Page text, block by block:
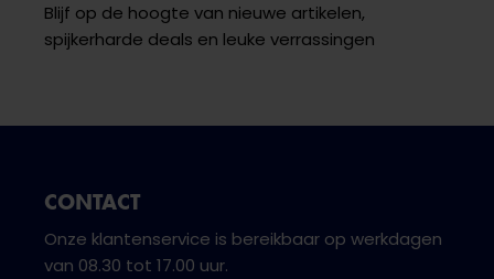
Blijf op de hoogte van nieuwe artikelen,
spijkerharde deals en leuke verrassingen
CONTACT
Onze klantenservice is bereikbaar op werkdagen
van 08.30 tot 17.00 uur.